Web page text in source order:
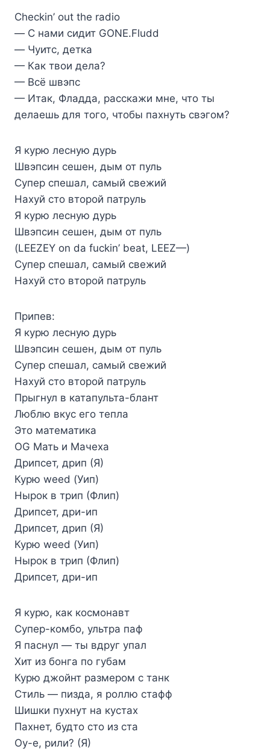
Checkin’ out the radio
— С нами сидит GONE.Fludd
— Чуитс, детка
— Как твои дела?
— Всё швэпс
— Итак, Фладда, расскажи мне, что ты
делаешь для того, чтобы пахнуть свэгом?
Я курю лесную дурь
Швэпсин сешен, дым от пуль
Супер спешал, самый свежий
Нахуй сто второй патруль
Я курю лесную дурь
Швэпсин сешен, дым от пуль
(LEEZEY on da fuckin’ beat, LEEZ—)
Супер спешал, самый свежий
Нахуй сто второй патруль
Припев:
Я курю лесную дурь
Швэпсин сешен, дым от пуль
Супер спешал, самый свежий
Нахуй сто второй патруль
Прыгнул в катапульта-блант
Люблю вкус его тепла
Это математика
OG Мать и Мачеха
Дрипсет, дрип (Я)
Курю weed (Уип)
Нырок в трип (Флип)
Дрипсет, дри-ип
Дрипсет, дрип (Я)
Курю weed (Уип)
Нырок в трип (Флип)
Дрипсет, дри-ип
Я курю, как космонавт
Супер-комбо, ультра паф
Я паснул — ты вдруг упал
Хит из бонга по губам
Курю джойнт размером с танк
Стиль — пизда, я роллю стафф
Шишки пухнут на кустах
Пахнет, будто сто из ста
Оу-е, рили? (Я)